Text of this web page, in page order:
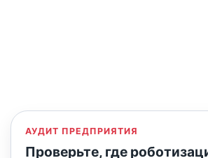
АУДИТ ПРЕДПРИЯТИЯ
Проверьте, где